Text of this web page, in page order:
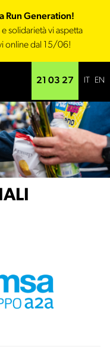
Run Generation!
solidarietà vi aspetta
online dal 15/06!
21 03 27 EN